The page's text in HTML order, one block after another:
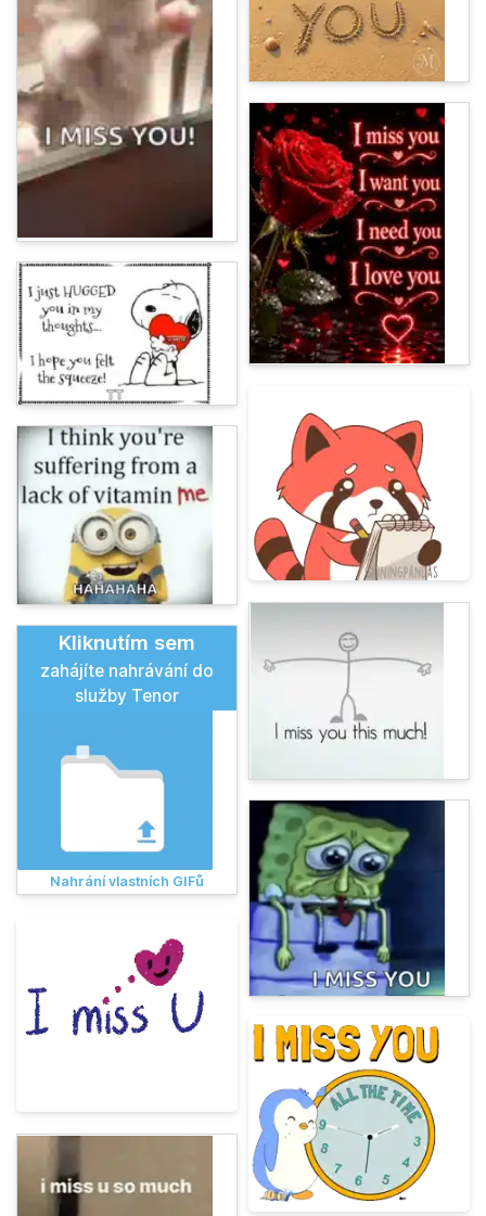
Kliknutím sem
zahájíte nahrávání do
služby Tenor
Nahrání vlastních GIFů